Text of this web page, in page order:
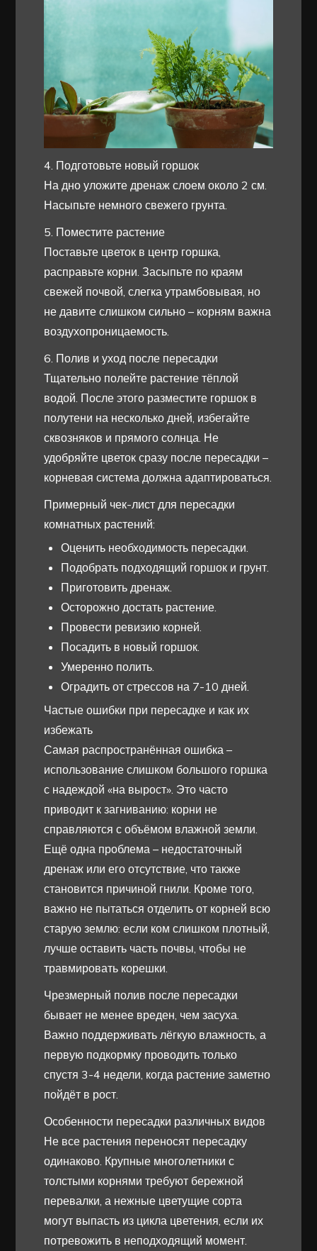
4. Подготовьте новый горшок
На дно уложите дренаж слоем около 2 см.
Насыпьте немного свежего грунта.
5. Поместите растение
Поставьте цветок в центр горшка,
расправьте корни. Засыпьте по краям
свежей почвой, слегка утрамбовывая, но
не давите слишком сильно – корням важна
воздухопроницаемость.
6. Полив и уход после пересадки
Тщательно полейте растение тёплой
водой. После этого разместите горшок в
полутени на несколько дней, избегайте
сквозняков и прямого солнца. Не
удобряйте цветок сразу после пересадки –
корневая система должна адаптироваться.
Примерный чек-лист для пересадки
комнатных растений:
Оценить необходимость пересадки.
Подобрать подходящий горшок и грунт.
Приготовить дренаж.
Осторожно достать растение.
Провести ревизию корней.
Посадить в новый горшок.
Умеренно полить.
Оградить от стрессов на 7-10 дней.
Частые ошибки при пересадке и как их
избежать
Самая распространённая ошибка –
использование слишком большого горшка
с надеждой «на вырост». Это часто
приводит к загниванию: корни не
справляются с объёмом влажной земли.
Ещё одна проблема – недостаточный
дренаж или его отсутствие, что также
становится причиной гнили. Кроме того,
важно не пытаться отделить от корней всю
старую землю: если ком слишком плотный,
лучше оставить часть почвы, чтобы не
травмировать корешки.
Чрезмерный полив после пересадки
бывает не менее вреден, чем засуха.
Важно поддерживать лёгкую влажность, а
первую подкормку проводить только
спустя 3-4 недели, когда растение заметно
пойдёт в рост.
Особенности пересадки различных видов
Не все растения переносят пересадку
одинаково. Крупные многолетники с
толстыми корнями требуют бережной
перевалки, а нежные цветущие сорта
могут выпасть из цикла цветения, если их
потревожить в неподходящий момент.